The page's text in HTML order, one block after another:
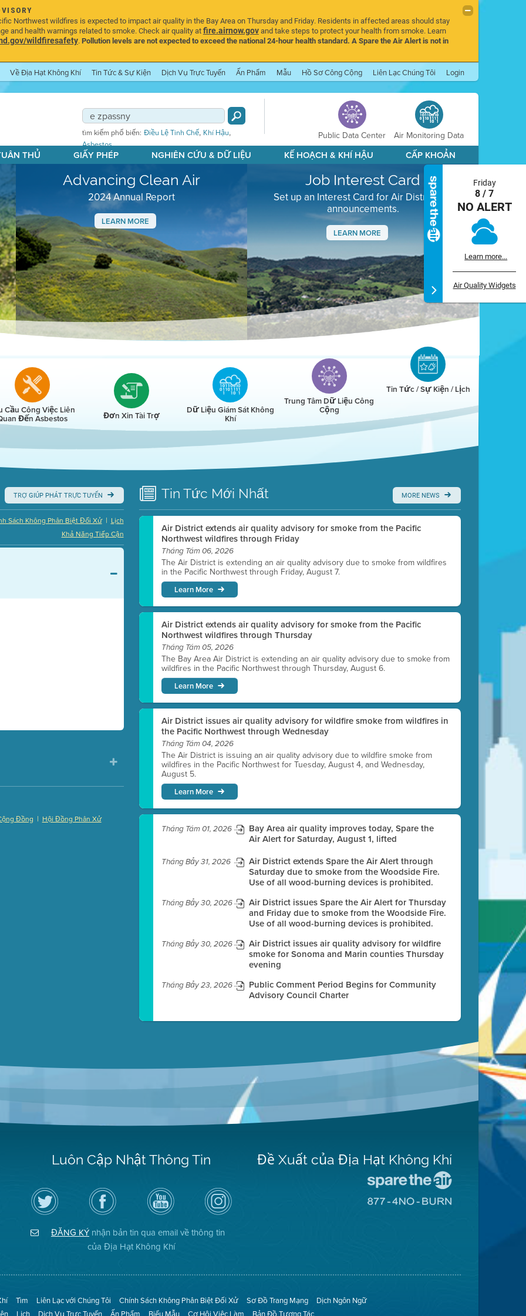
Northwest wildfires is expected to impact air quality in the Bay Area on Thursday and Friday. Residents in affected areas should stay
and health warnings related to smoke. Check air quality atfire.airnow.govand take steps to protect your health from smoke. Learn
wildfiresafety.Pollution levels are not expected to exceed the national 24-hour health standard. A Spare the Air Alert is not in
Về Địa Hạt Không Khí Tin Tức & Sự Kiện Dịch Vụ Trực Tuyến Ấn Phẩm Mẫu Hồ Sơ Công Cộng Liên Lạc Chúng Tôi Login
tìm kiếm phổ biến: Điều Lệ Tinh Chế, Khí Hậu,
Asbestos
Public Data Center Air Monitoring Data
THỦ GIẤY PHÉP NGHIÊN CỨU & DỮ LIỆU KẾ HOẠCH & KHÍ HẬU CẤP KHOẢN
Advancing Clean Air
2024 Annual Report
LEARN MORE
Job Interest Card
Set up an Interest Card for Air District job
announcements.
LEARN MORE
Next
Friday
8 / 7
NO ALERT
Learn more...
Air Quality Widgets
Cầu Công Việc Liên
Đến Asbestos Đơn Xin Tài Trợ Dữ Liệu Giám Sát Không
Khí
Trung Tâm Dữ Liệu Công
Cộng
Tin Tức / Sự Kiện / Lịch
TRỢ GIÚP PHÁT TRỰC TUYẾN
Lịch
|
Sách Không Phân Biệt Đối Xử
Khả Năng Tiếp Cận
Đồng | Hội Đồng Phân Xử
Tin Tức Mới Nhất MORE NEWS
Air District extends air quality advisory for smoke from the Pacific
Northwest wildfires through Friday
Tháng Tám 06, 2026
The Air District is extending an air quality advisory due to smoke from wildfires
in the Pacific Northwest through Friday, August 7.
Learn More
Air District extends air quality advisory for smoke from the Pacific
Northwest wildfires through Thursday
Tháng Tám 05, 2026
The Bay Area Air District is extending an air quality advisory due to smoke from
wildfires in the Pacific Northwest through Thursday, August 6.
Learn More
Air District issues air quality advisory for wildfire smoke from wildfires in
the Pacific Northwest through Wednesday
Tháng Tám 04, 2026
The Air District is issuing an air quality advisory due to wildfire smoke from
wildfires in the Pacific Northwest for Tuesday, August 4, and Wednesday,
August 5.
Learn More
Tháng Tám 01, 2026
Bay Area air quality improves today, Spare the
Air Alert for Saturday, August 1, lifted
Tháng Bảy 31, 2026
Air District extends Spare the Air Alert through
Saturday due to smoke from the Woodside Fire.
Use of all wood-burning devices is prohibited.
Tháng Bảy 30, 2026
Air District issues Spare the Air Alert for Thursday
and Friday due to smoke from the Woodside Fire.
Use of all wood-burning devices is prohibited.
Tháng Bảy 30, 2026
Air District issues air quality advisory for wildfire
smoke for Sonoma and Marin counties Thursday
evening
Tháng Bảy 23, 2026
Public Comment Period Begins for Community
Advisory Council Charter
Luôn Cập Nhật Thông Tin
Hãy
theo
dõi
Địa
Không
Truy
cập
Trang
Facebook
Địa
Hạt
Kênh
YouTube
của
Địa
Không
Air
District
on
Instagram
ĐĂNG KÝnhận bản tin qua email về thông tin
của Địa Hạt Không Khí
Đề Xuất của Địa Hạt Không Khí
Trang
Không
(Không
Tìm Liên Lạc với Chúng Tôi Chính Sách Không Phân Biệt Đối Xử Sơ Đồ Trang Mạng
Dịch Ngôn Ngữ